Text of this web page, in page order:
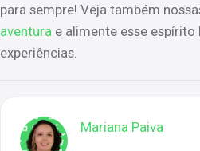
para sempre! Veja também
aventura e alimente esse
experiências.
Mariana Paiva